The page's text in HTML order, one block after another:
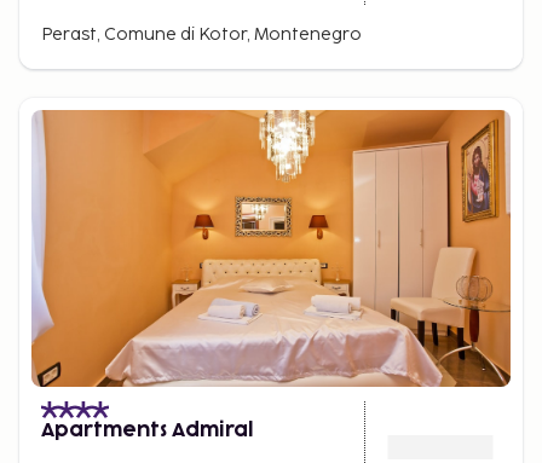
Perast, Comune di Kotor, Montenegro
Apartments Admiral